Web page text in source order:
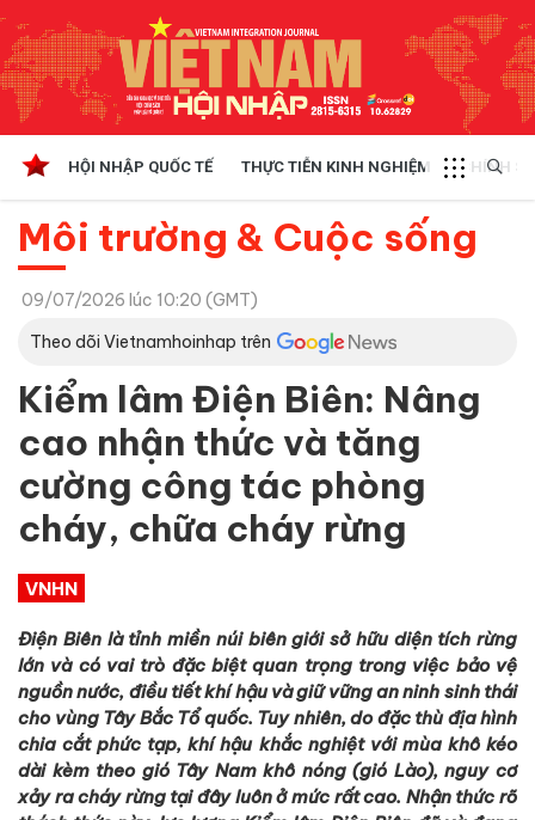
HỘI NHẬP QUỐC TẾ THỰC TIỄN KINH NGHIỆM CHÍNH
Môi trường & Cuộc sống
09/07/2026 lúc 10:20 (GMT)
Theo dõi Vietnamhoinhap trên
Kiểm lâm Điện Biên: Nâng
cao nhận thức và tăng
cường công tác phòng
cháy, chữa cháy rừng
VNHN
Điện Biên là tỉnh miền núi biên giới sở hữu diện tích rừng
lớn và có vai trò đặc biệt quan trọng trong việc bảo vệ
nguồn nước, điều tiết khí hậu và giữ vững an ninh sinh thái
cho vùng Tây Bắc Tổ quốc. Tuy nhiên, do đặc thù địa hình
chia cắt phức tạp, khí hậu khắc nghiệt với mùa khô kéo
dài kèm theo gió Tây Nam khô nóng (gió Lào), nguy cơ
xảy ra cháy rừng tại đây luôn ở mức rất cao. Nhận thức rõ